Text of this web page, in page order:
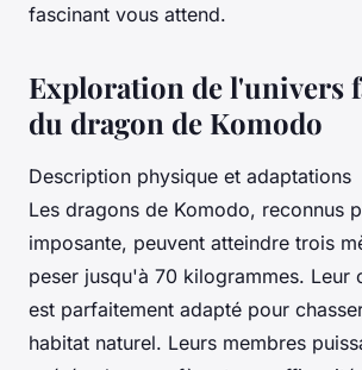
fascinant vous attend.
Exploration de l'univers
du dragon de Komodo
Description physique et adaptations
Les dragons de Komodo, reconnus
imposante, peuvent atteindre trois
peser jusqu'à 70 kilogrammes. Leur
est parfaitement adapté pour
habitat naturel. Leurs membres